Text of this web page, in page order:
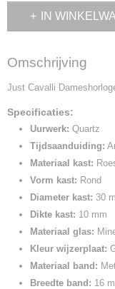
IN
Omschrijving
Just Cavalli
Specificaties:
Uurwerk: Quartz
Tijdsaanduiding:
Materiaal kast:
Vorm kast: Rond
Diameter kast: 30
Dikte kast: 10 mm
Materiaal glas:
Kleur wijzerplaat:
Materiaal band:
Breedte band: 16